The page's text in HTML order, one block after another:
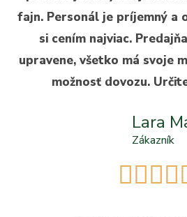
fajn. Personál je príjemný a
si cením najviac.
upravene, všetko má svoje
možnosť dovozu.
Lara
Zákazník
